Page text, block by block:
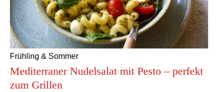
Frühling & Sommer
Mediterraner Nudelsalat mit Pesto – perfekt
zum Grillen